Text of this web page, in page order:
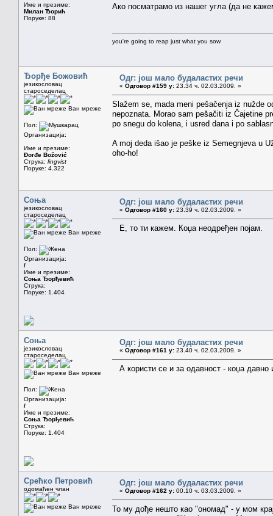
Име и презиме:
Милан Ђорић
Поруке: 88
Ако посматрамо из нашег угла (да не
you're going to reap just what you sow
Ђорђе Божовић
језикословац
староседелац
Ван мреже
Пол:
Организација:
Име и презиме:
Đorđe Božović
Струка: lingvist
Поруке: 4.322
Одг: још мало будаластих речи
« Одговор #159 у: 23.34 ч. 02.03.2009. »
Slažem se, mada meni pešačenja iz nužde
nepoznata. Morao sam pešačiti iz Čajetine
po snegu do kolena, i usred dana i po
A moj deda išao je peške iz Semegnjeva u
oho-ho!
Соња
језикословац
староседелац
Ван мреже
Пол:
Организација:
/
Име и презиме:
Соња Ђорђевић
Струка:
Поруке: 1.404
Одг: још мало будаластих речи
« Одговор #160 у: 23.39 ч. 02.03.2009. »
Е, то ти кажем. Коџа неодређен појам.
Соња
језикословац
староседелац
Ван мреже
Пол:
Организација:
/
Име и презиме:
Соња Ђорђевић
Струка:
Поруке: 1.404
Одг: још мало будаластих речи
« Одговор #161 у: 23.40 ч. 02.03.2009. »
А користи се и за одавност - коџа давно
Срећко Петровић
одомаћен члан
Ван мреже
Одг: још мало будаластих речи
« Одговор #162 у: 00.10 ч. 03.03.2009. »
То му дође нешто као "ономад" - у мом